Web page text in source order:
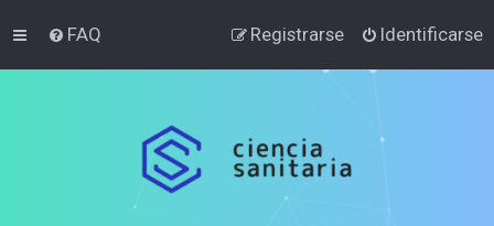
FAQ Identificarse
Registrarse